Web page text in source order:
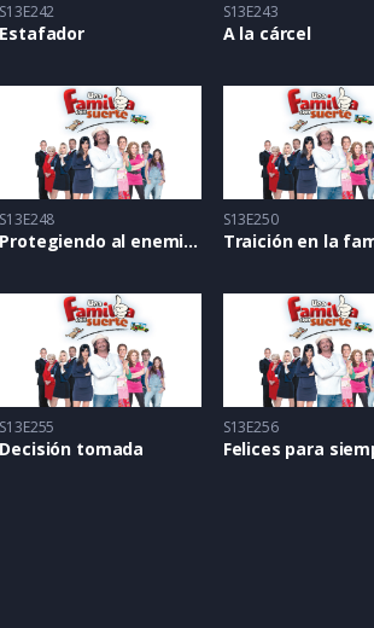
S13E242
Estafador
S13E243
A la cárcel
S13E248
Protegiendo al enemigo
S13E250
Traición en la
S13E255
Decisión tomada
S13E256
Felices para